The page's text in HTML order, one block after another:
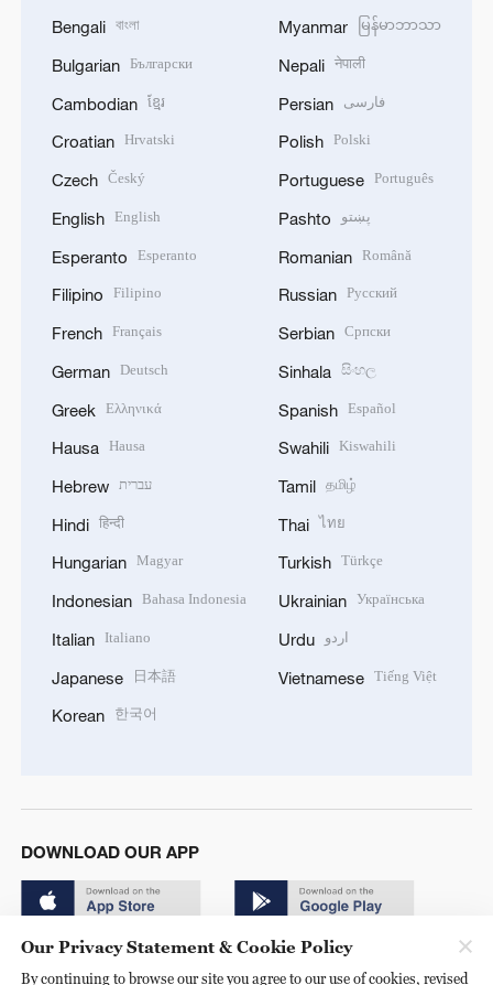
Bengali বাংলা
Bulgarian Български
Cambodian ខ្មែរ
Croatian Hrvatski
Czech Český
English English
Esperanto Esperanto
Filipino Filipino
French Français
German Deutsch
Greek Ελληνικά
Hausa Hausa
Hebrew עברית
Hindi हिन्दी
Hungarian Magyar
Indonesian Bahasa Indonesia
Italian Italiano
Japanese 日本語
Korean 한국어
Myanmar မြန်မာဘာသာ
Nepali नेपाली
Persian فارسی
Polish Polski
Portuguese Português
Pashto پښتو
Romanian Română
Russian Русский
Serbian Српски
Sinhala සිංහල
Spanish Español
Swahili Kiswahili
Tamil தமிழ்
Thai ไทย
Turkish Türkçe
Ukrainian Українська
Urdu اردو
Vietnamese Tiếng Việt
DOWNLOAD OUR APP
Our Privacy Statement & Cookie Policy
By continuing to browse our site you agree to our use of cookies, revised